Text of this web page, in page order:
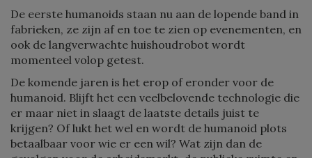
De eerste humanoids staan nu aan de lopende band in
fabrieken, ze zijn af en toe te zien op evenementen, en
ook de langverwachte huishoudrobot wordt
momenteel volop getest.
De komende jaren is het erop of eronder voor de
humanoid. Blijft het een veelbelovende technologie die
er maar niet in slaagt de laatste details juist te
krijgen? Of lukt het wel en wordt de humanoid plots
betaalbaar voor wie er een wil? Wat zijn dan de